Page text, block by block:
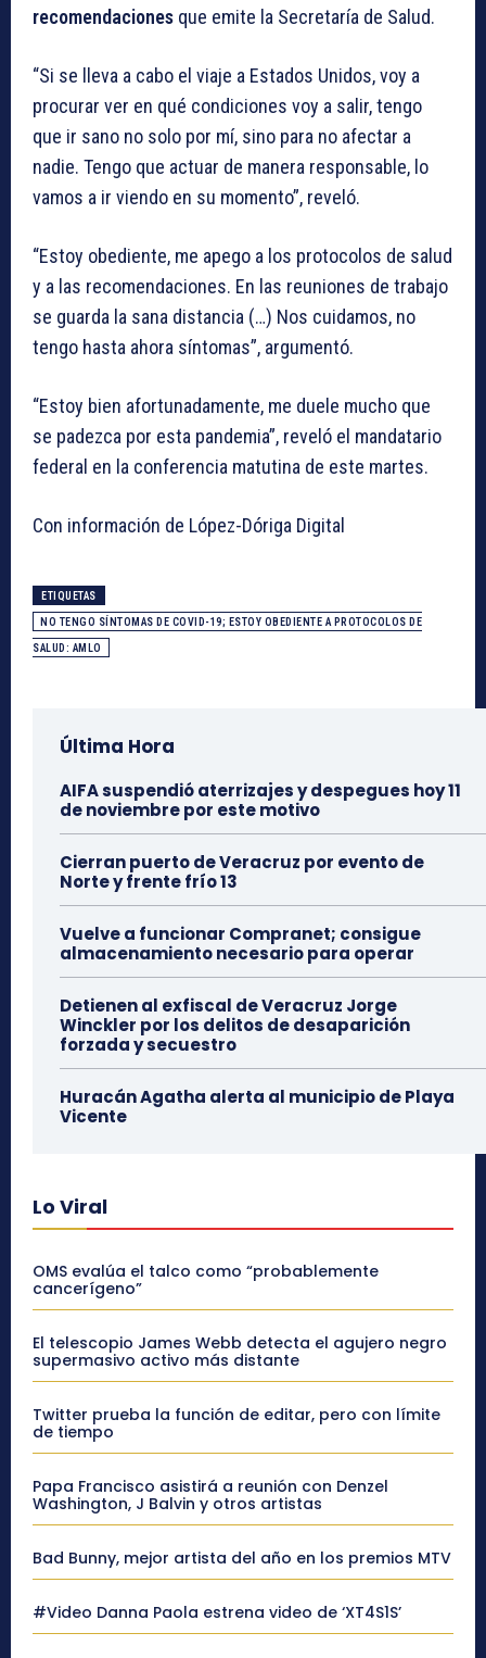
recomendaciones que emite la Secretaría de Salud.
“Si se lleva a cabo el viaje a Estados Unidos, voy a
procurar ver en qué condiciones voy a salir, tengo
que ir sano no solo por mí, sino para no afectar a
nadie. Tengo que actuar de manera responsable, lo
vamos a ir viendo en su momento”, reveló.
“Estoy obediente, me apego a los protocolos de salud
y a las recomendaciones. En las reuniones de trabajo
se guarda la sana distancia (…) Nos cuidamos, no
tengo hasta ahora síntomas”, argumentó.
“Estoy bien afortunadamente, me duele mucho que
se padezca por esta pandemia”, reveló el mandatario
federal en la conferencia matutina de este martes.
Con información de López-Dóriga Digital
ETIQUETAS
NO TENGO SÍNTOMAS DE COVID-19; ESTOY OBEDIENTE A PROTOCOLOS DE
SALUD: AMLO
Última Hora
AIFA suspendió aterrizajes y despegues hoy 11
de noviembre por este motivo
Cierran puerto de Veracruz por evento de
Norte y frente frío 13
Vuelve a funcionar Compranet; consigue
almacenamiento necesario para operar
Detienen al exfiscal de Veracruz Jorge
Winckler por los delitos de desaparición
forzada y secuestro
Huracán Agatha alerta al municipio de Playa
Vicente
Lo Viral
OMS evalúa el talco como “probablemente
cancerígeno”
El telescopio James Webb detecta el agujero negro
supermasivo activo más distante
Twitter prueba la función de editar, pero con límite
de tiempo
Papa Francisco asistirá a reunión con Denzel
Washington, J Balvin y otros artistas
Bad Bunny, mejor artista del año en los premios MTV
#Video Danna Paola estrena video de ‘XT4S1S’